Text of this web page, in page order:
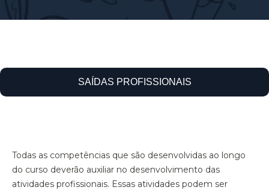
SAÍDAS PROFISSIONAIS
Todas as competências que são desenvolvidas ao longo
do curso deverão auxiliar no desenvolvimento das
atividades profissionais. Essas atividades podem ser